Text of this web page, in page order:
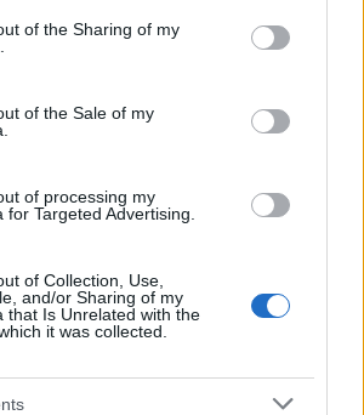
or usage behaviour. You may click to
to Google and its third-party tags to
specified purposes in below Google
of the Sharing of my
of the Sale of my
of processing my
for Targeted Advertising.
of Collection, Use,
and/or Sharing of my
that Is Unrelated with the
it was collected.
kormány lakálymédiája rendszeresen
a Nyugat-Európában nőket zaklató,
Egy angol lap most olyan esetről írt,
hogy felkerül a Lokál vagy a Ripost
építenek rózsakertet a
16:02:54